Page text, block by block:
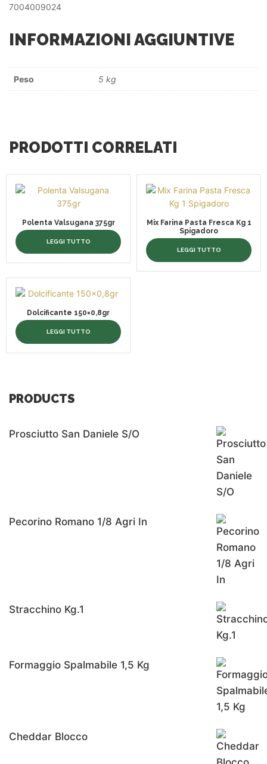
7004009024
INFORMAZIONI AGGIUNTIVE
Peso 5 kg
PRODOTTI CORRELATI
Polenta Valsugana 375gr
LEGGI TUTTO
Mix Farina Pasta Fresca Kg 1
Spigadoro
LEGGI TUTTO
Dolcificante 150×0,8gr
LEGGI TUTTO
PRODUCTS
Prosciutto San Daniele S/o
Pecorino Romano 1/8 Agri In
Stracchino Kg.1
Formaggio Spalmabile 1,5 Kg
Cheddar Blocco